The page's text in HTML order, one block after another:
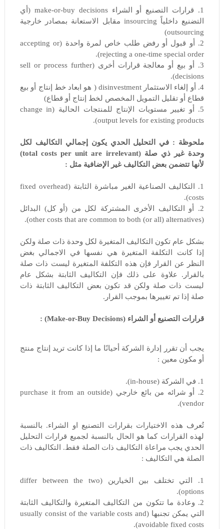
1. قرارات التصنيع أو الشراء make-or-buy decisions (أي
التضنيع داخلياً insourcing مقابل الاستعانة بمصادر خارجية
outsourcing)
2. أو قبول أو رفض طلب خاص لمرة واحدة (accepting or
rejecting a one-time special order).
3. أو بيع أو معالجة قرارات أخرى (sell or process further
decisions).
4. أو إلغاء الاستثمار disinvestment ( هو ابعاد خط إنتاج أو بيع
قطاع أو تقليل التمويل المخصص لخط إنتاج أو قطاع)
5. أو تغيير مستويات الإنتاج للمنتجات الحالية (change in
output levels for existing products).
ملحوظة : في التحليل الحدي يكون إجمالي التكاليف لكل
وحدة غير ذي صلة (total costs per unit are irrelevant)
لأنها تتضمن بعض التكاليف غير الإضافية مثل :
1. التكاليف الصناعية الغير مباشرة الثابتة (fixed overhead
costs).
2. أو التكاليف الأخرى المشتركة لكل من (أو كل) البدائل
(other costs that are common to both (or all) alternatives).
بشكل عام تكون التكاليف المتغيرة لكل وحدة ذات صلة ولكن
إذا كانت التكلفة المتغيرة هي نفسها في الاجمالي بغض
النظر عن القرار فإن هذه التكلفة المتغيرة ليست ذات صلة
بالقرار. علاوة على ذلك فإن التكاليف الثابتة بشكل عام
ليست ذات صلة ولكن قد تكون بعض التكاليف الثابتة ذات
صلة إذا تم تغييرها بموجب القرار.
قرارات التصنيع أو الشراء (Make-or-Buy Decisions) :
يجب أن تقرر إدارة الشركة أحيانًا ما إذا كانت تريد إنتاج منتج
أو مكون معين :
1. في الشركة (in-house).
2. أو شرائه من بائع خارجي (purchase it from an outside
vendor).
تُعرف هذه الاختيارات بقرارات التصنيع او الشراء. بالنسبة
لهذه القرارات كما هو الحال بالنسبة لجميع قرارات التحليل
الحدي يجب مراعاة التكاليف ذات الصلة فقط. التكاليف ذات
الصلة هي التكاليف :
1. التي تختلف بين الخيارين (differ between the two
options).
2. وعادة ما تتكون من التكاليف المتغيرة والتكاليف الثابتة
التي يمكن تجنبها (usually consist of the variable costs and
avoidable fixed costs).